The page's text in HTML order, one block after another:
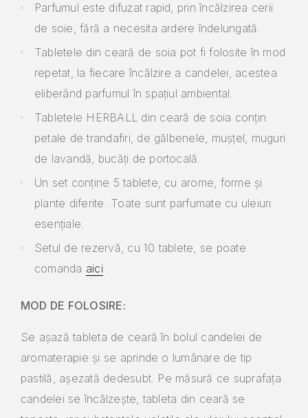
Parfumul este difuzat rapid, prin încălzirea cerii
de soie, fără a necesita ardere îndelungată.
Tabletele din ceară de soia pot fi folosite în mod
repetat, la fiecare încălzire a candelei, acestea
eliberând parfumul în spațiul ambiental.
Tabletele HERBALL din ceară de soia conțin
petale de trandafiri, de gălbenele, mușțel, muguri
de lavandă, bucăți de portocală.
Un set conține 5 tablete, cu arome, forme și
plante diferite. Toate sunt parfumate cu uleiuri
esențiale.
Setul de rezervă, cu 10 tablete, se poate
comanda aici.
MOD DE FOLOSIRE:
Se așază tableta de ceară în bolul candelei de
aromaterapie și se aprinde o lumânare de tip
pastilă, așezată dedesubt. Pe măsură ce suprafața
candelei se încălzește, tableta din ceară se